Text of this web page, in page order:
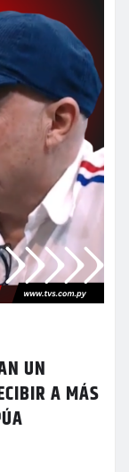
UN
A MÁS